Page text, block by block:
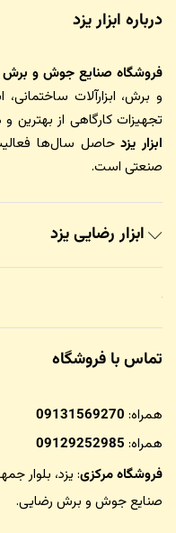
درباره ابزار یزد
فروشگاه صنایع جوش و برش
و برش، ابزارآلات ساختمانی،
تجهیزات کارگاهی از بهترین
ابزار یزدحاصل سال‌ها
صنعتی است.
ابزار رضایی یزد
تماس با فروشگاه
همراه: 09131569270
همراه: 09129252985
فروشگاه مرکزی: یزد، بلوار
صنایع جوش و برش رضایی.